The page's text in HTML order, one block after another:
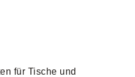
für Tische und